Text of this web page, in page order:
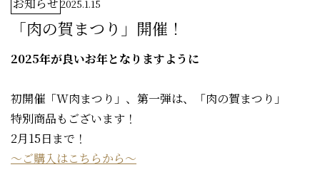
2025.1.15
「肉の賀まつり」開催！
2025年が良いお年となりますように
初開催「W肉まつり」、第一弾は、「肉の賀まつり」
特別商品もございます！
2月15日まで！
～ご購入はこちらから～